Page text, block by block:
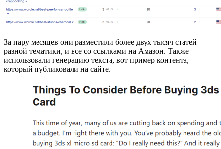
За пару месяцев они разместили более двух тысяч статей
разной тематики, и все со ссылками на Амазон. Также
использовали генерацию текста, вот пример контента,
который публиковали на сайте.